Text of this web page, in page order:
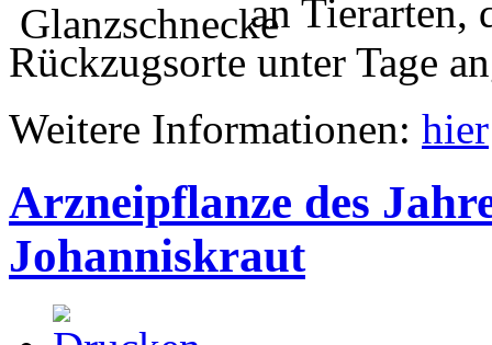
an Tierarten,
Rückzugsorte unter Tage
Weitere Informationen: hier
Arzneipflanze des
Johanniskraut